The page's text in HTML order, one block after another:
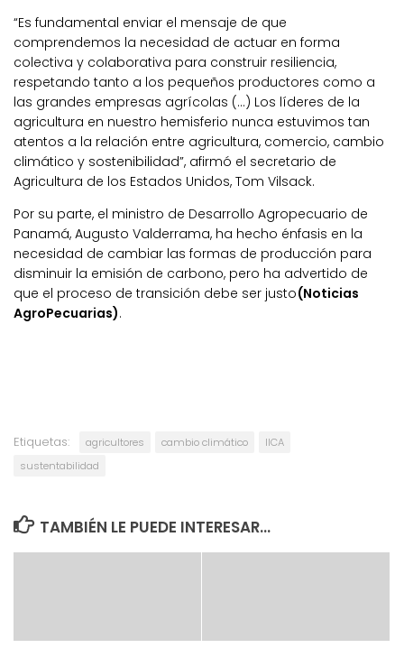
“Es fundamental enviar el mensaje de que
comprendemos la necesidad de actuar en forma
colectiva y colaborativa para construir resiliencia,
respetando tanto a los pequeños productores como a
las grandes empresas agrícolas (…) Los líderes de la
agricultura en nuestro hemisferio nunca estuvimos tan
atentos a la relación entre agricultura, comercio, cambio
climático y sostenibilidad”, afirmó el secretario de
Agricultura de los Estados Unidos, Tom Vilsack.
Por su parte, el ministro de Desarrollo Agropecuario de
Panamá, Augusto Valderrama, ha hecho énfasis en la
necesidad de cambiar las formas de producción para
disminuir la emisión de carbono, pero ha advertido de
que el proceso de transición debe ser justo(Noticias
AgroPecuarias).
Etiquetas: agricultores cambio climático
IICA
sustentabilidad
TAMBIÉN LE PUEDE INTERESAR...